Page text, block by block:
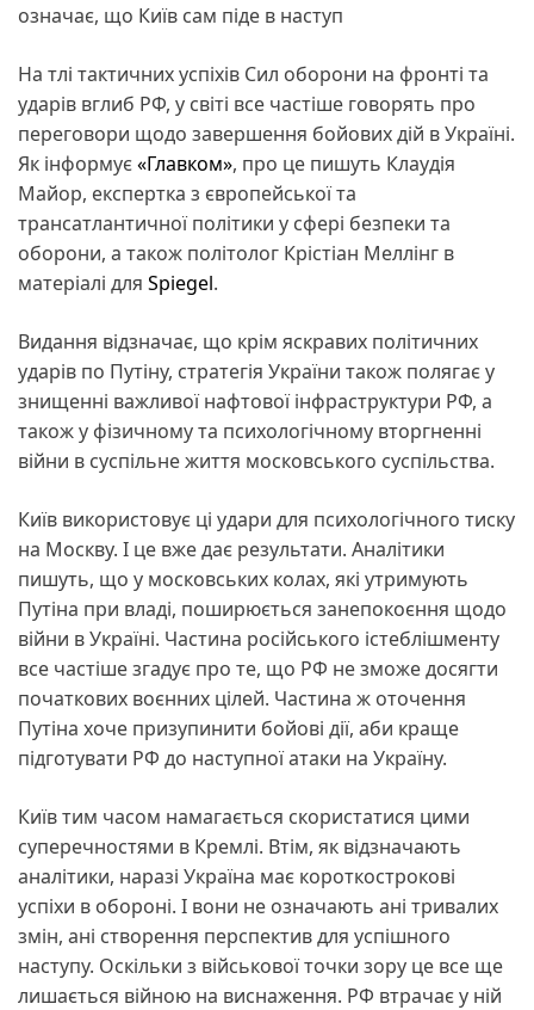
означає, що Київ сам піде в наступ
На тлі тактичних успіхів Сил оборони на фронті та
ударів вглиб РФ, у світі все частіше говорять про
переговори щодо завершення бойових дій в Україні.
Як інформує«Главком», про це пишуть Клаудія
Майор, експертка з європейської та
трансатлантичної політики у сфері безпеки та
оборони, а також політолог Крістіан Меллінг в
матеріалі для Spiegel.
Видання відзначає, що крім яскравих політичних
ударів по Путіну, стратегія України також полягає у
знищенні важливої нафтової інфраструктури РФ, а
також у фізичному та психологічному вторгненні
війни в суспільне життя московського суспільства.
Київ використовує ці удари для психологічного тиску
на Москву. І це вже дає результати. Аналітики
пишуть, що у московських колах, які утримують
Путіна при владі, поширюється занепокоєння щодо
війни в Україні. Частина російського істеблішменту
все частіше згадує про те, що РФ не зможе досягти
початкових воєнних цілей. Частина ж оточення
Путіна хоче призупинити бойові дії, аби краще
підготувати РФ до наступної атаки на Україну.
Київ тим часом намагається скористатися цими
суперечностями в Кремлі. Втім, як відзначають
аналітики, наразі Україна має короткострокові
успіхи в обороні. І вони не означають ані тривалих
змін, ані створення перспектив для успішного
наступу. Оскільки з військової точки зору це все ще
лишається війною на виснаження. РФ втрачає у ній